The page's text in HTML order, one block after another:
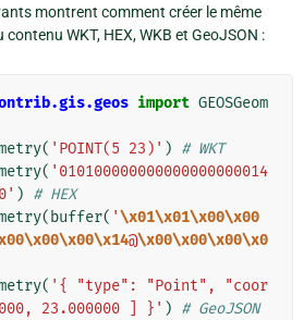
montrent comment créer le même
WKT, HEX, WKB et GeoJSON :
import GEOSGeom
( 'POINT(5 23)' ) # WKT
( '010100000000000000000014
) # HEX
( buffer( '\x01\x01\x00\x00
@\x00\x00\x00\x0
( '{ "type": "Point", "coor
23.000000 ] }' ) # GeoJSON